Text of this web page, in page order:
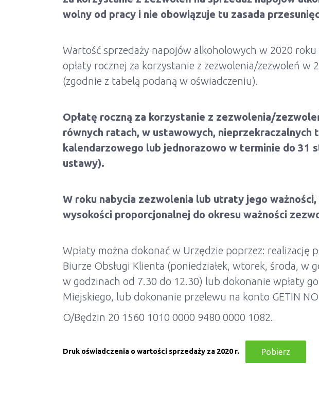
wolny od pracy i nie obowiązuje tu zasada
Wartość sprzedaży napojów alkoholowych w 2020
opłaty rocznej za korzystanie z zezwolenia/zezwoleń w
(zgodnie z tabelą podaną w oświadczeniu).
Opłatę roczną za korzystanie z zezwolenia/
równych ratach, w ustawowych, nieprzekraczalnych
kalendarzowego lub jednorazowo w terminie do 31
ustawy).
W roku nabycia zezwolenia lub utraty jego
wysokości proporcjonalnej do okresu ważności
Wpłaty można dokonać w Urzędzie poprzez: realizację
Biurze Obsługi Klienta (poniedziałek, wtorek, środa,
w godzinach od 7.30 do 12.30) lub dokonanie wpłaty
Miejskiego, lub dokonanie przelewu na konto GETIN
O/Będzin 20 1560 1010 0000 9480 0000 1082.
Druk oświadczenia o wartości sprzedaży za 2020 r. Pobierz